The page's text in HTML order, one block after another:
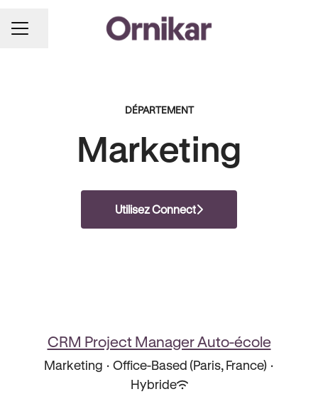
MENU CARRIÈRE
Partager la page
DÉPARTEMENT
Marketing
Utilisez Connect
CRM Project Manager Auto-école
Marketing · Office-Based (Paris, France) ·
Hybride